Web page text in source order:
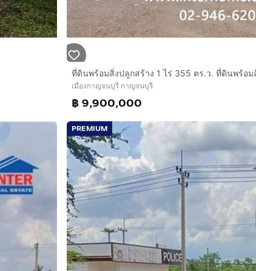
เมืองกาญจนบุรี กาญจนบุรี
฿ 9,900,000
PREMIUM